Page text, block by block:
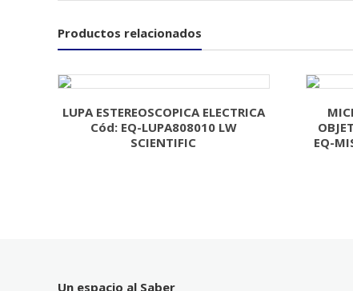
Productos relacionados
LUPA ESTEREOSCOPICA ELECTRICA
Cód: EQ-LUPA808010 LW
SCIENTIFIC
EQ-
Un espacio al Saber